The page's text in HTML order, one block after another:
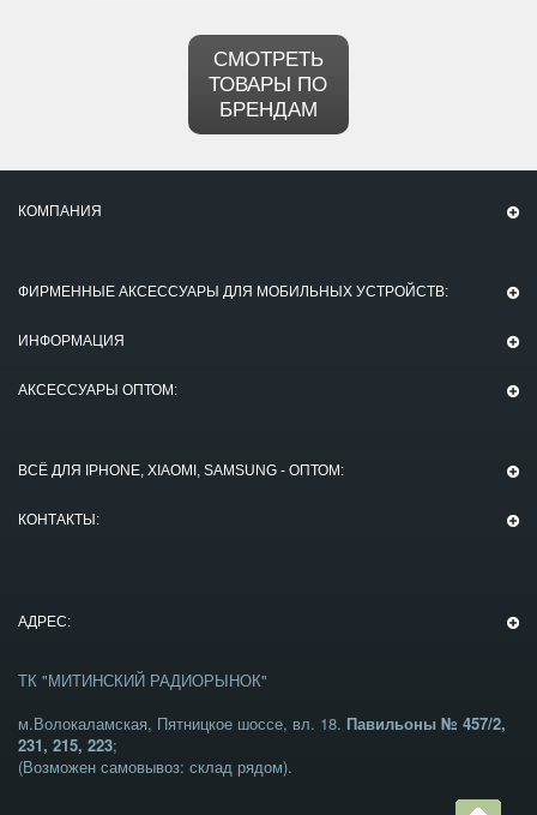
СМОТРЕТЬ
ТОВАРЫ ПО
БРЕНДАМ
КОМПАНИЯ
ФИРМЕННЫЕ АКСЕССУАРЫ ДЛЯ МОБИЛЬНЫХ УСТРОЙСТВ:
ИНФОРМАЦИЯ
АКСЕССУАРЫ ОПТОМ:
ВСЁ ДЛЯ IPHONE, XIAOMI, SAMSUNG - ОПТОМ:
КОНТАКТЫ:
АДРЕС:
ТК "МИТИНСКИЙ РАДИОРЫНОК"
м.Волокаламская, Пятницкое шоссе, вл. 18. Павильоны № 457/2,
231, 215, 223;
(Возможен самовывоз: склад рядом).